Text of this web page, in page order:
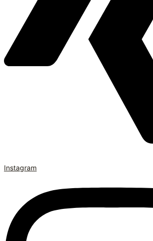
Instagram